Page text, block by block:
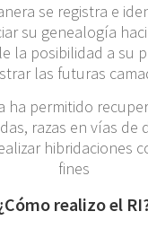
se registra e
su genealogía
la posibilidad a su
las futuras
ha permitido
razas en vías de
hibridaciones
fines
realizo el